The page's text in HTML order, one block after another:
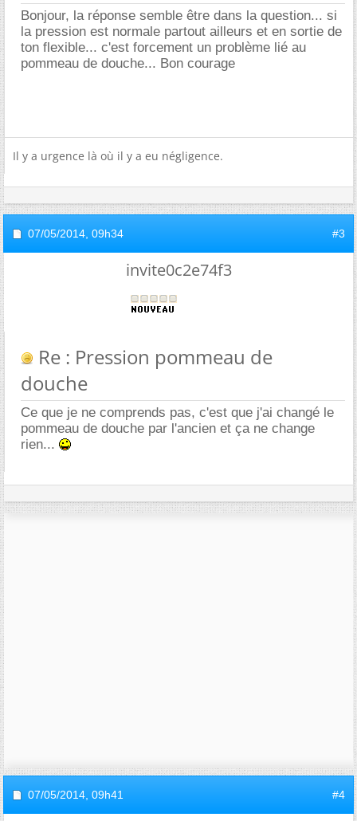
Bonjour, la réponse semble être dans la question... si
la pression est normale partout ailleurs et en sortie de
ton flexible... c'est forcement un problème lié au
pommeau de douche... Bon courage
Il y a urgence là où il y a eu négligence.
07/05/2014, 09h34 #3
invite0c2e74f3
Re : Pression pommeau de
douche
Ce que je ne comprends pas, c'est que j'ai changé le
pommeau de douche par l'ancien et ça ne change
rien...
07/05/2014, 09h41 #4